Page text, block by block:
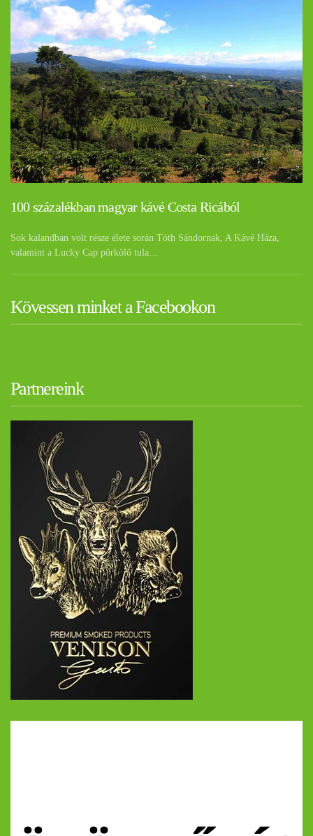
100 százalékban magyar kávé Costa Ricából
Sok kalandban volt része élete során Tóth Sándornak, A Kávé Háza,
valamint a Lucky Cap pörkölő tula…
Kövessen minket a Facebookon
Partnereink